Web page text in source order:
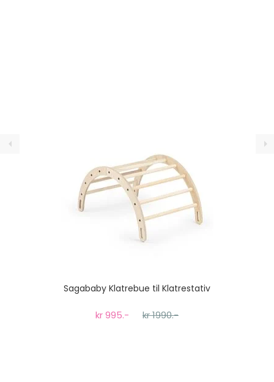
Sagababy Klatrebue til Klatrestativ
kr 995.- kr 1990.-